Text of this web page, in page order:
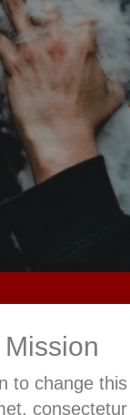
Mission
to change